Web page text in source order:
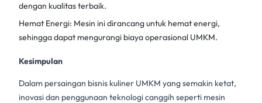
dengan kualitas terbaik.
Hemat Energi: Mesin ini dirancang untuk hemat energi,
sehingga dapat mengurangi biaya operasional UMKM.
Kesimpulan
Dalam persaingan bisnis kuliner UMKM yang semakin ketat,
inovasi dan penggunaan teknologi canggih seperti mesin